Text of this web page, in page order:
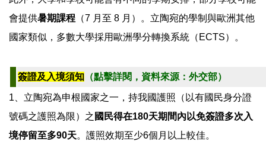
會提供暑期課程 （7 月至 8 月）。立陶宛的學制與歐洲其他
國家類似，多數大學採用 歐洲學分轉換系統（ECTS） 。
簽證及入境須知 （點擊詳閱，資料來源：外交部）
1、立陶宛為申根國家之一，持我國護照（以有國民身分證
號碼之護照為限）之 國民得在180天期間內以免簽證多次入
境停留至多90天。護照效期至少6個月以上較佳。